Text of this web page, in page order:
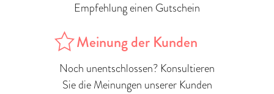
Empfehlung einen Gutschein
Meinung der Kunden
Noch unentschlossen? Konsultieren
Sie die Meinungen unserer Kunden